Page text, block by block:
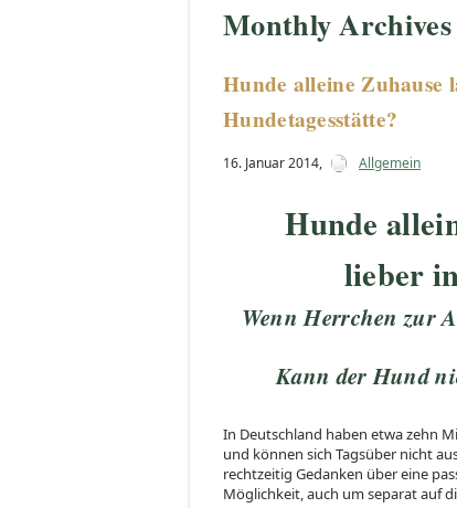
Monthly
Hunde alleine Zuhause
Hundetagesstätte?
16. Januar 2014, Allgemein
Hunde
lieber
Wenn Herrchen zur
Kann der Hund
In Deutschland haben etwa zehn
und können sich Tagsüber nicht
rechtzeitig Gedanken über eine
Möglichkeit, auch um separat auf